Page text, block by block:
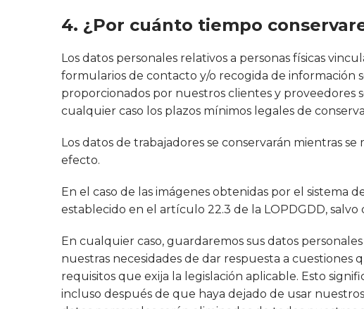
4. ¿Por cuánto tiempo
Los datos personales relativos a personas físicas
formularios de contacto y/o recogida de información
proporcionados por nuestros clientes y proveedores
cualquier caso los plazos mínimos legales de
Los datos de trabajadores se conservarán mientras
efecto.
En el caso de las imágenes obtenidas por el sistema
establecido en el artículo 22.3 de la LOPDGDD,
En cualquier caso, guardaremos sus datos
nuestras necesidades de dar respuesta a cuestiones
requisitos que exija la legislación aplicable. Esto
incluso después de que haya dejado de usar